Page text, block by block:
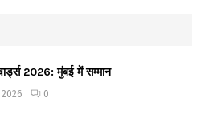
2026: मुंबई में सम्मान
0